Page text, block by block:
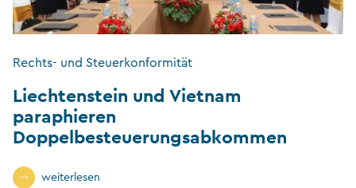
Rechts- und Steuerkonformität
Liechtenstein und Vietnam
paraphieren
Doppelbesteuerungsabkommen
weiterlesen